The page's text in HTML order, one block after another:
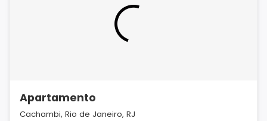
Apartamento
Cachambi, Rio de Janeiro, RJ